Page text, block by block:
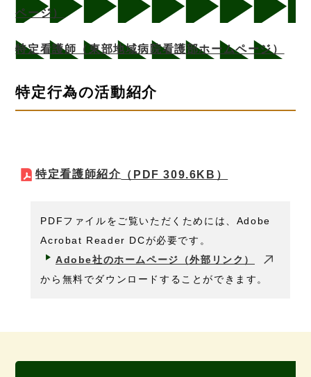
ページ）
特定看護師（東部地域病院看護部ホームページ）
特定行為の活動紹介
特定看護師紹介 （PDF 309.6KB）
PDFファイルをご覧いただくためには、Adobe
Acrobat Reader DCが必要です。
Adobe社のホームページ（外部リンク）
から無料でダウンロードすることができます。